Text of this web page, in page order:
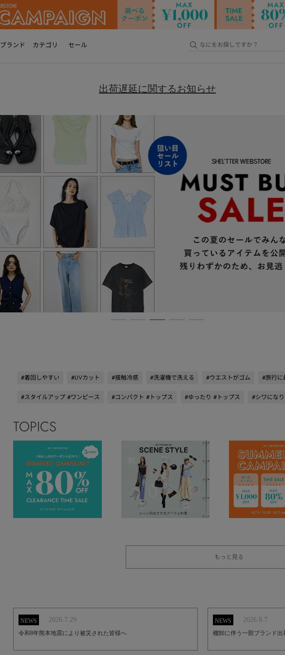
ブランド カテゴリ セール
出荷遅延に関するお知らせ
#着回しやすい #UVカット #接触冷感 #洗濯機で洗える #ウエストがゴム #旅行に
#スタイルアップ #ワンピース #コンパクト #トップス #ゆったり #トップス #シワにな
TOPICS
もっと見る
NEWS 2026.7.29
令和8年熊本地震により被災された皆様へ
NEWS 2026.8.7
棚卸に伴う一部ブランド出